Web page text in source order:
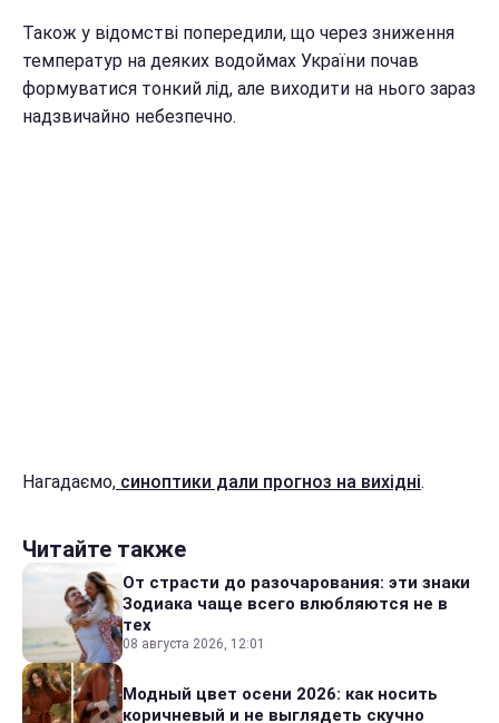
Також у відомстві попередили, що через зниження
температур на деяких водоймах України почав
формуватися тонкий лід, але виходити на нього зараз
надзвичайно небезпечно.
Нагадаємо, синоптики дали прогноз на вихідні.
Читайте также
От страсти до разочарования: эти знаки
Зодиака чаще всего влюбляются не в
тех
08 августа 2026, 12:01
Модный цвет осени 2026: как носить
коричневый и не выглядеть скучно